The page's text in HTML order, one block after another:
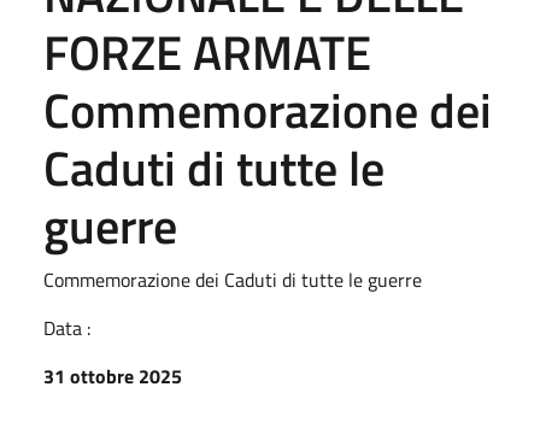
FORZE ARMATE
Commemorazione dei
Caduti di tutte le
guerre
Commemorazione dei Caduti di tutte le guerre
Data :
31 ottobre 2025